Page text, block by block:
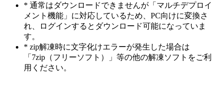
* 通常はダウンロードできませんが「マルチデプロイ
メント機能」に対応しているため、PC向けに変換さ
れ、ログインするとダウンロード可能になっていま
す。
* zip解凍時に文字化けエラーが発生した場合は
「7zip（フリーソフト）」等の他の解凍ソフトをご利
用ください。